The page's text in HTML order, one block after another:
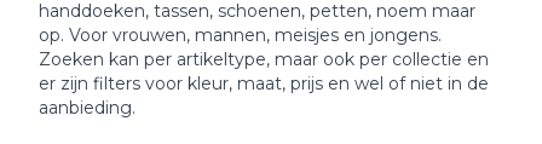
handdoeken, tassen, schoenen, petten, noem maar
op. Voor vrouwen, mannen, meisjes en jongens.
Zoeken kan per artikeltype, maar ook per collectie en
er zijn filters voor kleur, maat, prijs en wel of niet in de
aanbieding.